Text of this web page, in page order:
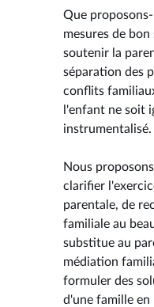
Que
mesures de
soutenir la
séparation des
conflits
l'enfant ne soit
instrumentalisé.
Nous
clarifier
parentale, de
familiale au
substitue au
médiation
formuler des
d'une famille